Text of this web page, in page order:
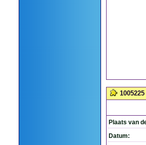
1005225
Plaats van
Datum: